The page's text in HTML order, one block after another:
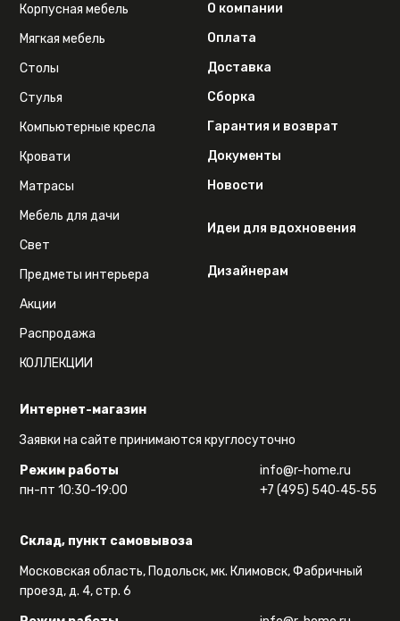
Интернет-магазин
Заявки на сайте принимаются круглосуточно
Режим работы
пн-пт 10:30-19:00
info@r-home.ru
+7 (495) 540‑45‑55
Склад, пункт самовывоза
Московская область, Подольск, мк. Климовск, Фабричный
проезд, д. 4, стр. 6
Корпусная мебель
Мягкая мебель
Столы
Стулья
Компьютерные кресла
Кровати
Матрасы
Мебель для дачи
Свет
Предметы интерьера
Акции
Распродажа
КОЛЛЕКЦИИ
О компании
Оплата
Доставка
Сборка
Гарантия и возврат
Документы
Новости
Идеи для вдохновения
Дизайнерам